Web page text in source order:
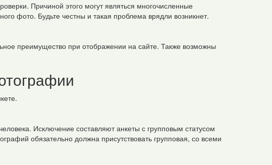
Причиной этого могут являться многочисленные
фото. Будьте честны и такая проблема врядли возникнет.
преимущество при отображении на сайте. Также возможны
Исключение составляют анкеты с групповым статусом
обязательно должна присутствовать групповая, со всеми